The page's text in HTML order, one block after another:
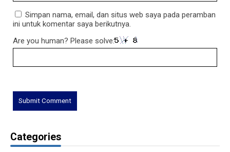
Simpan nama, email, dan situs web saya pada peramban
ini untuk komentar saya berikutnya.
Are you human? Please solve:
Categories